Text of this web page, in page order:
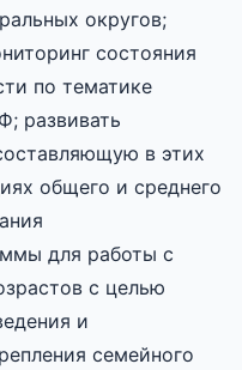
округов;
состояния
по тематике
развивать
в этих
общего и среднего
для работы с
с целью
и
семейного